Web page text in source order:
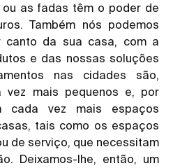
as fadas têm o poder de
Também nós podemos
canto da sua casa, com a
e das nossas soluções
nas cidades são,
vez mais pequenos e, por
cada vez mais espaços
tais como os espaços
de serviço, que necessitam
Deixamos-lhe, então, um